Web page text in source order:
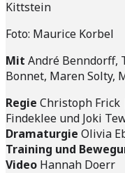
Foto: Maurice Korbel
Mit André Benndorff,
Bonnet, Maren Solty,
Regie Christoph Frick
Findeklee und Joki
Dramaturgie Olivia
Training und
Video Hannah Doerr